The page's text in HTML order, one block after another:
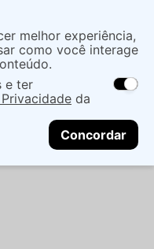
entrega variam de
sei meu CEP
CONTINUAR
As Mãos
MÃOS KISS NY
melhor experiência,
como você interage
e ter
da
Concordar